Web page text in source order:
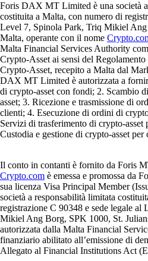
Foris DAX MT Limited è una società
costituita a Malta, con numero di
Level 7, Spinola Park, Triq Mikiel
Malta, operante con il nome
Malta Financial Services Authority
Crypto-Asset ai sensi del
Crypto-Asset, recepito a Malta dal
DAX MT Limited è autorizzata a
di crypto-asset con fondi; 2. Scambio
asset; 3. Ricezione e trasmissione di
clienti; 4. Esecuzione di ordini di
Servizi di trasferimento di crypto-asset
Custodia e gestione di crypto-asset
Il conto in contanti è fornito da Foris
Crypto.com è emessa e promossa da
sua licenza Visa Principal Member
società a responsabilità limitata
registrazione C 90348 e sede legale al
Mikiel Ang Borg, SPK 1000, St.
autorizzata dalla Malta Financial
finanziario abilitato all’emissione di
Allegato al Financial Institutions Act